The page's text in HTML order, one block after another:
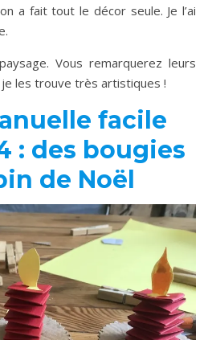
a fait tout le décor seule. Je l’ai
Vous remarquerez leurs
les trouve très artistiques !
facile
: des bougies
de Noël